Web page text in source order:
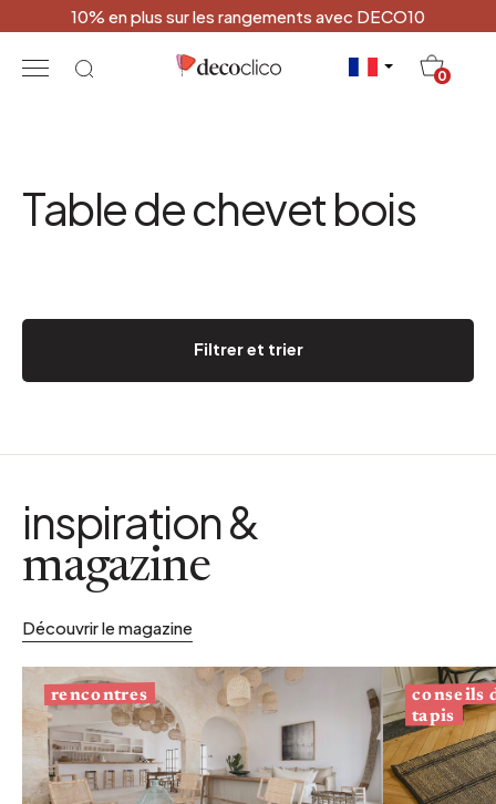
10% en plus sur les rangements avec DECO10
0
Table de chevet bois
Filtrer et trier
inspiration &
magazine
Découvrir le magazine
rencontres conseils
tapis